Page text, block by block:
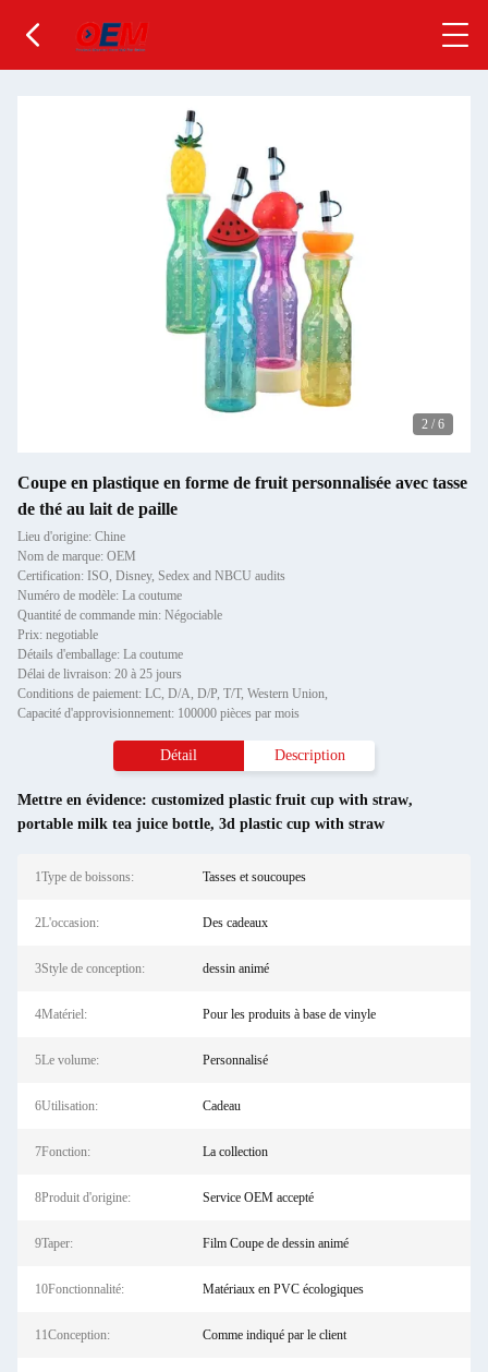
2 / 6
Coupe en plastique en forme de fruit personnalisée avec tasse
de thé au lait de paille
Lieu d'origine: Chine
Nom de marque: OEM
Certification: ISO, Disney, Sedex and NBCU audits
Numéro de modèle: La coutume
Quantité de commande min: Négociable
Prix: negotiable
Détails d'emballage: La coutume
Délai de livraison: 20 à 25 jours
Conditions de paiement: LC, D/A, D/P, T/T, Western Union,
Capacité d'approvisionnement: 100000 pièces par mois
Détail Description
Mettre en évidence: customized plastic fruit cup with straw,
portable milk tea juice bottle, 3d plastic cup with straw
1Type de boissons: Tasses et soucoupes
2L'occasion: Des cadeaux
3Style de conception: dessin animé
4Matériel: Pour les produits à base de vinyle
5Le volume: Personnalisé
6Utilisation: Cadeau
7Fonction: La collection
8Produit d'origine: Service OEM accepté
9Taper: Film Coupe de dessin animé
10Fonctionnalité: Matériaux en PVC écologiques
11Conception: Comme indiqué par le client